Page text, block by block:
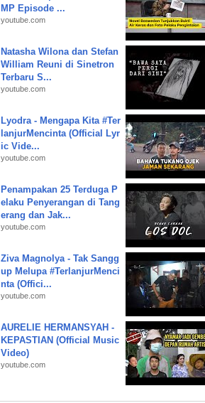
MP Episode ...
youtube.com
Natasha Wilona dan Stefan
William Reuni di Sinetron
Terbaru S...
youtube.com
Lyodra - Mengapa Kita #Ter
lanjurMencinta (Official Lyr
ic Vide...
youtube.com
Penampakan 25 Terduga P
elaku Penyerangan di Tang
erang dan Jak...
youtube.com
Ziva Magnolya - Tak Sangg
up Melupa #TerlanjurMenci
nta (Offici...
youtube.com
AURELIE HERMANSYAH -
KEPASTIAN (Official Music
Video)
youtube.com